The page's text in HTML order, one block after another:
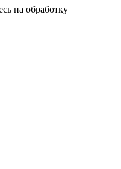
на обработку